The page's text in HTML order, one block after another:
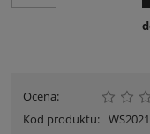
Ocena:
Kod produktu: